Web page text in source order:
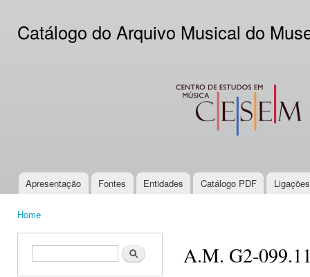
Catálogo do Arquivo Musical do
CESEM
Main menu
Apresentação Fontes Entidades Catálogo PDF
Home
Search form Search A.M. G2-